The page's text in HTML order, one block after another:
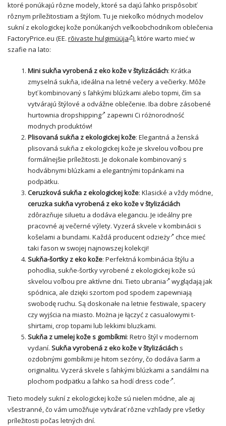
ktoré ponúkajú rôzne modely, ktoré sa dajú ľahko prispôsobiť
rôznym príležitostiam a štýlom. Tu je niekoľko módnych modelov
sukní z ekologickej kože ponúkaných veľkoobchodníkom oblečenia
FactoryPrice.eu (EE. rõivaste hulgimüüja ), które warto mieć w
szafie na lato:
Mini sukňa vyrobená z eko kože v štylizáciách: Krátka
zmyselná sukňa, ideálna na letné večery a večierky. Môže
byť kombinovaný s ľahkými blúzkami alebo topmi, čím sa
vytvárajú štýlové a odvážne oblečenie. Iba dobre zásobené
hurtownia dropshipping
zapewni Ci różnorodność
modnych produktów!
Plisovaná sukňa z ekologickej kože: Elegantná a ženská
plisovaná sukňa z ekologickej kože je skvelou voľbou pre
formálnejšie príležitosti. Je dokonale kombinovaný s
hodvábnymi blúzkami a elegantnými topánkami na
podpätku.
Ceruzková sukňa z ekologickej kože: Klasické a vždy módne,
ceruzkasukňa vyrobená z eko kože v štylizáciách
zdôrazňuje siluetu a dodáva eleganciu. Je ideálny pre
pracovné aj večerné výlety. Vyzerá skvele v kombinácii s
košelami a bundami. Každá producent odzieży
chce mieć
taki fason w swojej najnowszej kolekcji!
Sukňa-šortky z eko kože: Perfektná kombinácia štýlu a
pohodlia, sukňe-šortky vyrobené z ekologickej kože sú
skvelou voľbou pre aktívne dni. Tieto ubrania
wyglądają jak
spódnica, ale dzięki szortom pod spodem zapewniają
swobodę ruchu. Są doskonałe na letnie festiwale, spacery
czy wyjścia na miasto. Można je łączyć z casualowymi t-
shirtami, crop topami lub lekkimi bluzkami.
Sukňa z umelej kože s gombíkmi: Retro štýl v modernom
vydaní. Sukňa vyrobená z eko kože v štylizáciách s
ozdobnými gombíkmi je hitom sezóny, čo dodáva šarm a
originalitu. Vyzerá skvele s ľahkými blúzkami a sandálmi na
plochom podpätku a ľahko sa hodídress code .
Tieto modely sukní z ekologickej kože sú nielen módne, ale aj
všestranné, čo vám umožňuje vytvárať rôzne vzhľady pre všetky
príležitosti počas letných dní.